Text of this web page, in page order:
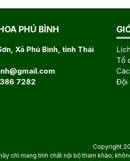
PHÚ BÌNH
Xã Phú Bình, tỉnh Thái
7282
Tổ
Đội
Copyright
chỉ mang tính chất nội bộ tham khảo;